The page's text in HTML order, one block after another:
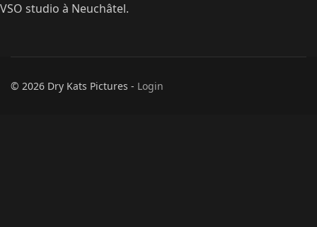
VSO studio à Neuchâtel.
© 2026 Dry Kats Pictures - Login